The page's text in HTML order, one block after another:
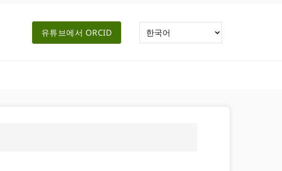
유튜브에서 ORCID